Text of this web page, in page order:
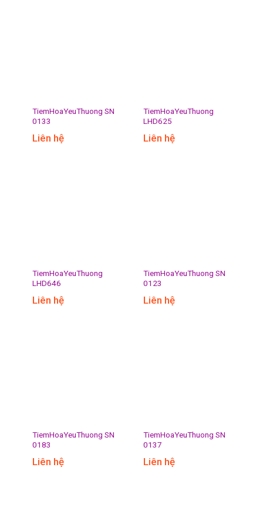
TiemHoaYeuThuong SN
0133
Liên hệ
TiemHoaYeuThuong
LHD625
Liên hệ
TiemHoaYeuThuong
LHD646
Liên hệ
TiemHoaYeuThuong SN
0123
Liên hệ
TiemHoaYeuThuong SN
0183
Liên hệ
TiemHoaYeuThuong SN
0137
Liên hệ